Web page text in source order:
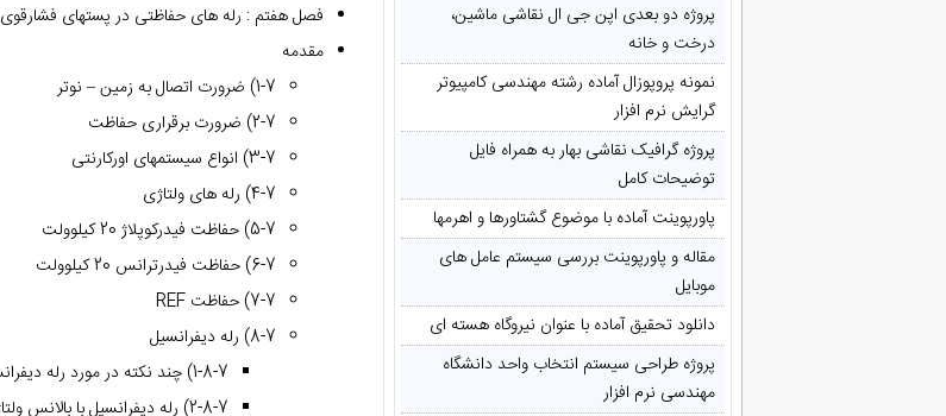
پروژه دو بعدی اپن جی ال نقاشی ماشین،
درخت و خانه
نمونه پروپوزال آماده رشته مهندسی کامپیوتر
گرایش نرم افزار
پروژه گرافیک نقاشی بهار به همراه فایل
توضیحات کامل
پاورپوینت آماده با موضوع گشتاورها و اهرمها
مقاله و پاورپوینت بررسی سیستم عامل های
موبایل
دانلود تحقیق آماده با عنوان نیروگاه هسته ای
پروژه طراحی سیستم انتخاب واحد دانشگاه
مهندسی نرم افزار
فصل هفتم : رله های حفاظتی در پستهای فشارقوی
مقدمه
1-7) ضرورت اتصال به زمین – نوتر
2-7) ضرورت برقراری حفاظت
3-7) انواع سیستمهای اورکارنتی
4-7) رله های ولتاژی
5-7) حفاظت فیدرکوپلاژ 20 کیلوولت
6-7) حفاظت فیدرترانس 20 کیلوولت
7-7) حفاظت REF
8-7) رله دیفرانسیل
1-8-7) چند نکته در مورد رله دیفرانسیل
2-8-7) رله دیفرانسیل با بالانس ولتاژی